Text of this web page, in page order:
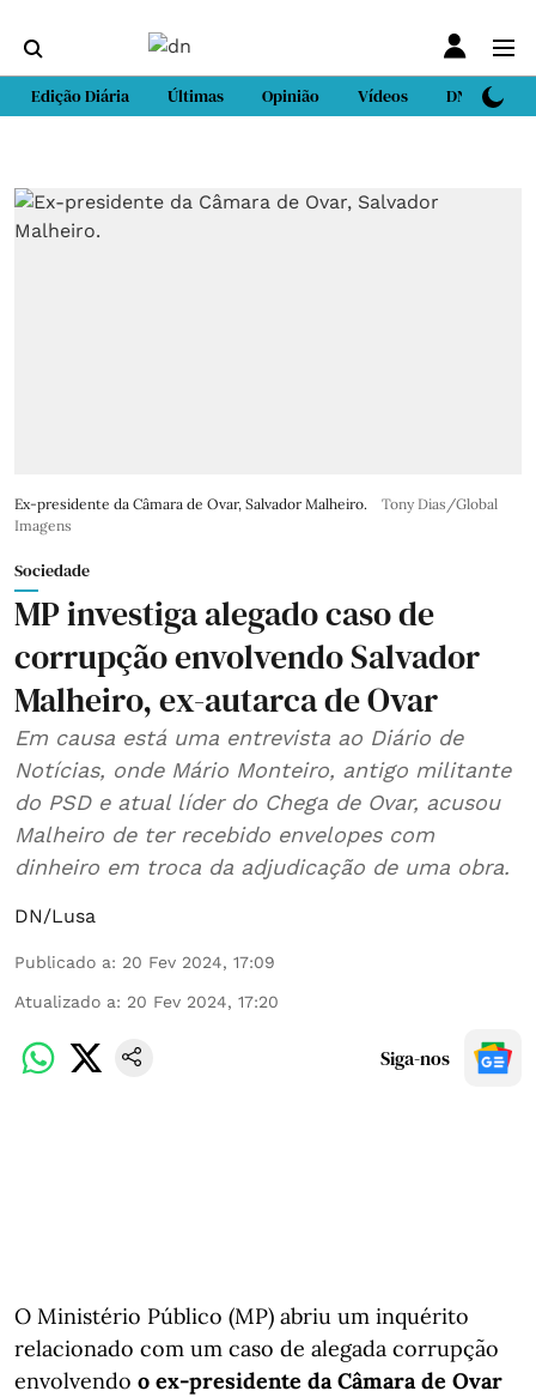
Edição Diária Últimas Opinião Vídeos DN Sport
Ex-presidente da Câmara de Ovar, Salvador Malheiro.
Tony Dias/Global
Imagens
Sociedade
MP investiga alegado caso de
corrupção envolvendo Salvador
Malheiro, ex-autarca de Ovar
Em causa está uma entrevista ao Diário de
Notícias, onde Mário Monteiro, antigo militante
do PSD e atual líder do Chega de Ovar, acusou
Malheiro de ter recebido envelopes com
dinheiro em troca da adjudicação de uma obra.
DN/Lusa
Publicado a: 20 Fev 2024, 17:09
Atualizado a: 20 Fev 2024, 17:20
Siga-nos
O Ministério Público (MP) abriu um inquérito
relacionado com um caso de alegada corrupção
envolvendo o ex-presidente da Câmara de Ovar